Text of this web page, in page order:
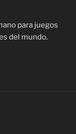
para juegos
del mundo.